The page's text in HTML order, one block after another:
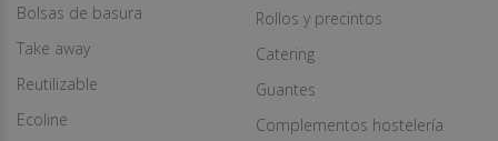
Bolsas de basura
Take away
Reutilizable
Ecoline
Rollos y precintos
Catering
Guantes
Complementos hostelería